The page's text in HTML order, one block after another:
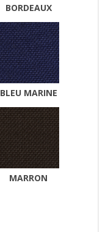
BORDEAUX
BLEU MARINE
MARRON